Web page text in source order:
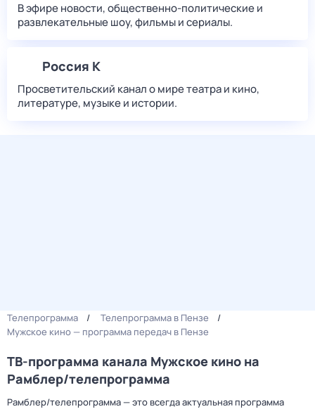
В эфире новости, общественно-политические и
развлекательные шоу, фильмы и сериалы.
Россия К
Просветительский канал о мире театра и кино,
литературе, музыке и истории.
Телепрограмма
Телепрограмма в Пензе
Мужское кино — программа передач в Пензе
ТВ-программа канала Мужское кино на
Рамблер/телепрограмма
Рамблер/телепрограмма — это всегда актуальная программа